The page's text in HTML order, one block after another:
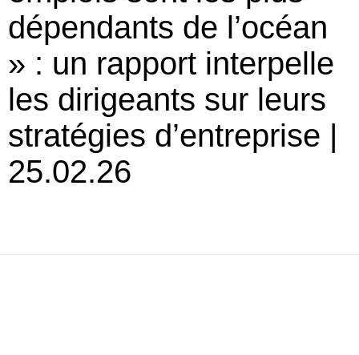
dépendants de l’océan
» : un rapport interpelle
les dirigeants sur leurs
stratégies d’entreprise |
25.02.26